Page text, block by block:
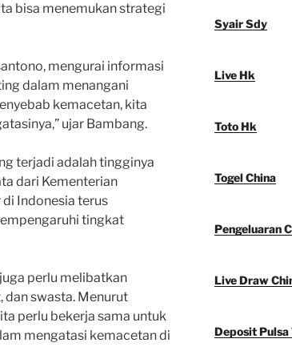
bisa menemukan strategi
mengurai informasi
dalam menangani
kemacetan, kita
ujar Bambang.
terjadi adalah tingginya
dari Kementerian
Indonesia terus
tingkat
perlu melibatkan
dan swasta. Menurut
perlu bekerja sama untuk
mengatasi kemacetan di
Syair Sdy
Live Hk
Toto Hk
Togel China
Pengeluaran
Live Draw
Deposit Pulsa